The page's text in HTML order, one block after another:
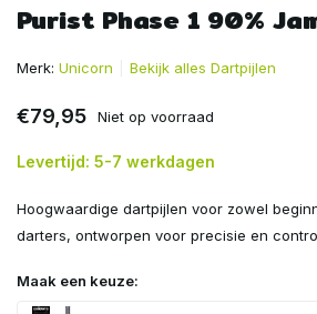
Purist Phase 1 90%
Merk: Unicorn Bekijk alles Dartpijlen
€79,95 Niet op voorraad
Levertijd: 5-7 werkdagen
Hoogwaardige dartpijlen voor zowel
darters, ontworpen voor precisie en
Maak een keuze: